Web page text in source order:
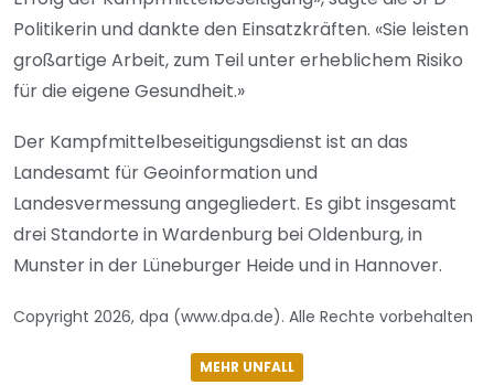
Politikerin und dankte den Einsatzkräften. «Sie leisten
großartige Arbeit, zum Teil unter erheblichem Risiko
für die eigene Gesundheit.»
Der Kampfmittelbeseitigungsdienst ist an das
Landesamt für Geoinformation und
Landesvermessung angegliedert. Es gibt insgesamt
drei Standorte in Wardenburg bei Oldenburg, in
Munster in der Lüneburger Heide und in Hannover.
Copyright 2026, dpa (www.dpa.de). Alle Rechte vorbehalten
MEHR UNFALL